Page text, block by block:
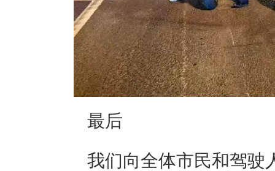
最后
我们向全体市民和驾驶